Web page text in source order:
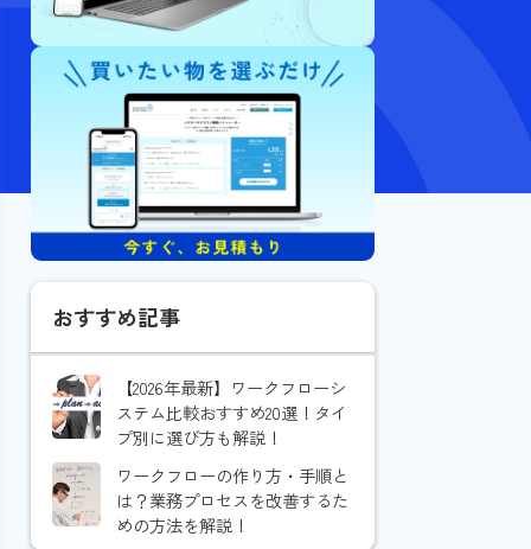
おすすめ記事
【2026年最新】ワークフローシ
ステム比較おすすめ20選！タイ
プ別に選び方も解説！